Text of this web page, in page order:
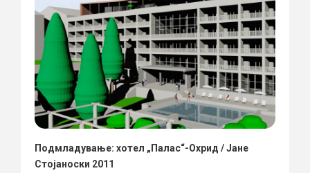
Подмладување: хотел „Палас“-Охрид / Јане
Стојаноски 2011